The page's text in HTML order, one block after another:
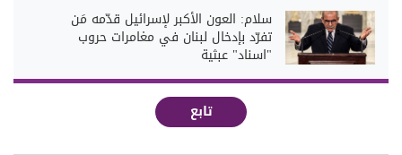
سلام: العون الأكبر لإسرائيل قدّمه مَن
تفرّد بإدخال لبنان في مغامرات حروب
"اسناد" عبثية
تابع